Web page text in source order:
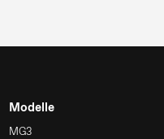
Modelle
MG3